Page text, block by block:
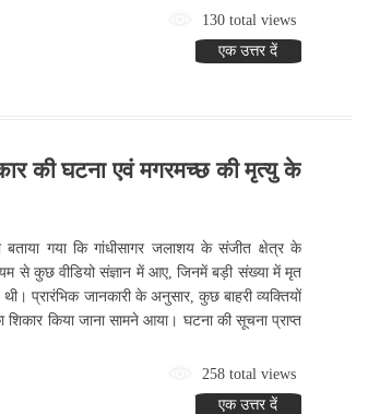
130 total views
एक उत्तर दें
की घटना एवं मगरमच्छ की मृत्यु के
बताया गया कि गांधीसागर जलाशय के संजीत क्षेत्र के
से कुछ वीडियो संज्ञान में आए, जिनमें बड़ी संख्या में मृत
प्रारंभिक जानकारी के अनुसार, कुछ बाहरी व्यक्तियों
किया जाना सामने आया। घटना की सूचना प्राप्त
258 total views
एक उत्तर दें